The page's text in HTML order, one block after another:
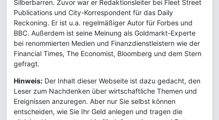
Silberbarren. Zuvor war er Redaktionsleiter bei Fleet Street
Publications und City-Korrespondent für das Daily
Reckoning. Er ist u.a. regelmäßiger Autor für Forbes und
BBC. Außerdem ist seine Meinung als Goldmarkt-Experte
bei renommierten Medien und Finanzdienstleistern wie der
Financial Times, The Economist, Bloomberg und dem Stern
gefragt.
Hinweis: Der Inhalt dieser Webseite ist dazu gedacht, den
Leser zum Nachdenken über wirtschaftliche Themen und
Ereignissen anzuregen. Aber nur Sie selbst können
entscheiden, wie Sie Ihr Geld anlegen und tragen die